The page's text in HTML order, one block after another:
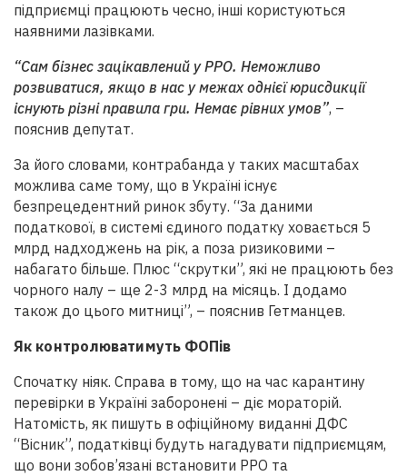
підприємці працюють чесно, інші користуються
наявними лазівками.
“Сам бізнес зацікавлений уРРО. Неможливо
розвиватися, якщо в нас у межах однієї юрисдикції
існують різні правила гри. Немає рівних умов”, –
пояснив депутат.
За його словами, контрабанда у таких масштабах
можлива саме тому, що в Україні існує
безпрецедентний ринок збуту. “За даними
податкової, в системі єдиного податку ховається 5
млрд надходжень на рік, а поза ризиковими –
набагато більше. Плюс “скрутки”, які не працюють без
чорного налу – ще 2-3 млрд на місяць. І додамо
також до цього митниці”, – пояснив Гетманцев.
Як контролюватимуть ФОПів
Спочатку ніяк. Справа в тому, що на час карантину
перевірки в Україні заборонені – діє мораторій.
Натомість, як пишуть в офіційному виданні ДФС
“Вісник”, податківці будуть нагадувати підприємцям,
що вони зобов’язані встановити РРО та